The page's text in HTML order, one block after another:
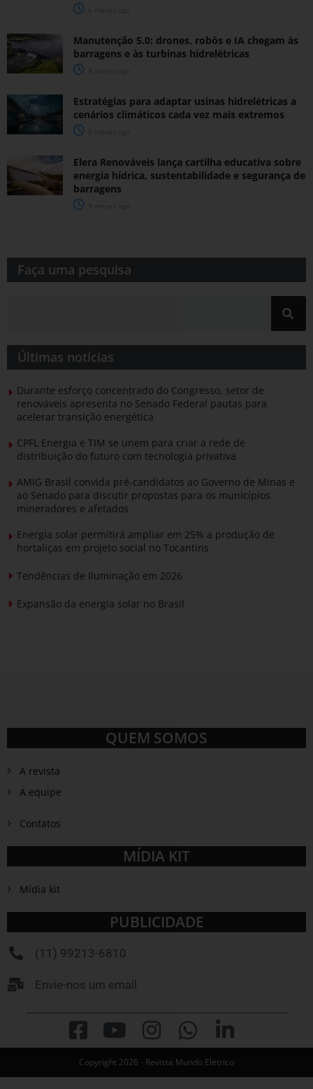
Manutenção 5.0: drones, robôs e IA chegam às
barragens e às turbinas hidrelétricas
Estratégias para adaptar usinas hidrelétricas a
cenários climáticos cada vez mais extremos
Elera Renováveis lança cartilha educativa sobre
energia hídrica, sustentabilidade e segurança de
barragens
Faça uma pesquisa​​
Últimas notícias
Durante esforço concentrado do Congresso, setor de
renováveis apresenta no Senado Federal pautas para
acelerar transição energética
CPFL Energia e TIM se unem para criar a rede de
distribuição do futuro com tecnologia privativa
AMIG Brasil convida pré-candidatos ao Governo de Minas e
ao Senado para discutir propostas para os municípios
mineradores e afetados
Energia solar permitirá ampliar em 25% a produção de
hortaliças em projeto social no Tocantins
Tendências de Iluminação em 2026
Expansão da energia solar no Brasil
QUEM SOMOS
A revista
A equipe
Contatos
MÍDIA KIT
Mídia kit
PUBLICIDADE
(11) 99213-6810
Envie-nos um email
Copyright 2026 - Revista Mundo Elétrico